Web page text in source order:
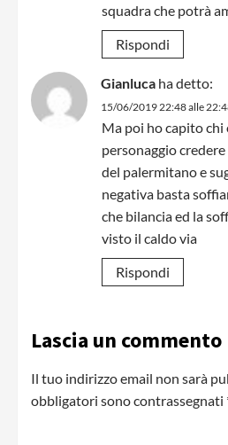
squadra che potrà
Rispondi
Gianluca ha detto:
15/06/2019 22:48 alle
Ma poi ho capito
personaggio
del palermitano e
negativa basta
che bilancia ed la
visto il caldo via
Rispondi
Lascia un commento
Il tuo indirizzo email non sarà
obbligatori sono contrassegnati